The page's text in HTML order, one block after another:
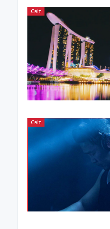
Світ
Світ